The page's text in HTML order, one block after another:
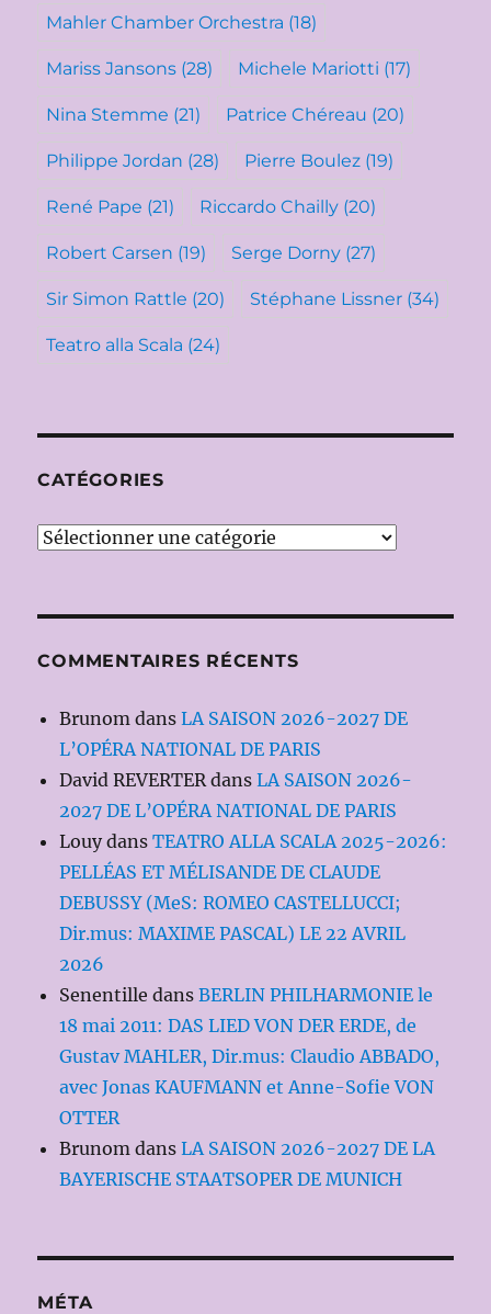
Mahler Chamber Orchestra (18)
Mariss Jansons (28) Michele Mariotti (17)
Nina Stemme (21) Patrice Chéreau (20)
Philippe Jordan (28) Pierre Boulez (19)
René Pape (21) Riccardo Chailly (20)
Robert Carsen (19) Serge Dorny (27)
Sir Simon Rattle (20) Stéphane Lissner (34)
Teatro alla Scala (24)
CATÉGORIES
Catégories
COMMENTAIRES RÉCENTS
Brunom dansLA SAISON 2026-2027 DE
L’OPÉRA NATIONAL DE PARIS
David REVERTERdansLA SAISON 2026-
2027 DE L’OPÉRA NATIONAL DE PARIS
LouydansTEATRO ALLA SCALA 2025-2026:
PELLÉAS ET MÉLISANDE DE CLAUDE
DEBUSSY (MeS: ROMEO CASTELLUCCI;
Dir.mus: MAXIME PASCAL) LE 22 AVRIL
2026
Senentille dansBERLIN PHILHARMONIE le
18 mai 2011: DAS LIED VON DER ERDE, de
Gustav MAHLER, Dir.mus: Claudio ABBADO,
avec Jonas KAUFMANN et Anne-Sofie VON
OTTER
Brunom dansLA SAISON 2026-2027 DE LA
BAYERISCHE STAATSOPER DE MUNICH
MÉTA